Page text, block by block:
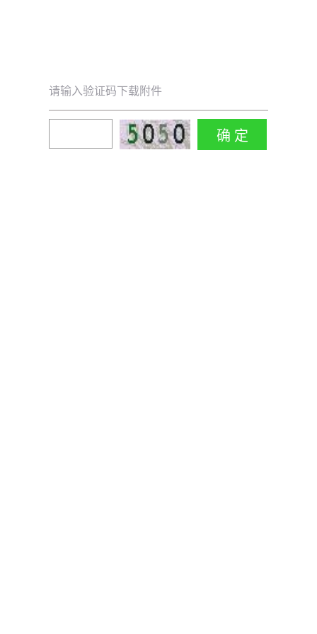
请输入验证码下载附件